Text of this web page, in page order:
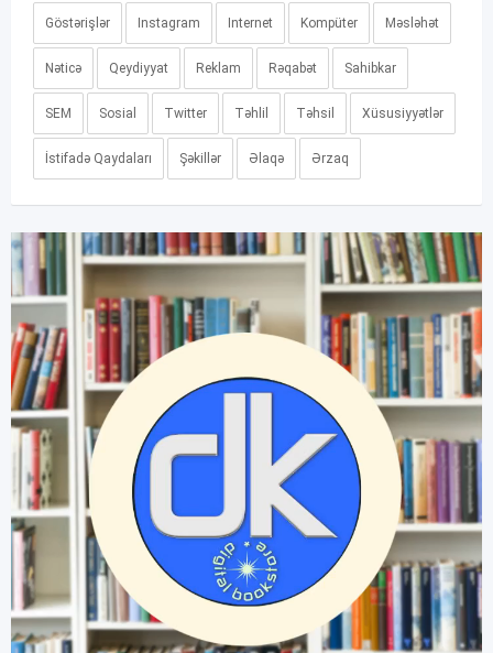
Göstərişlər Instagram Internet Kompüter Məsləhət
Nəticə Qeydiyyat Reklam Rəqabət Sahibkar
SEM Sosial Twitter Təhlil Təhsil Xüsusiyyətlər
İstifadə Qaydaları Şəkillər Əlaqə Ərzaq